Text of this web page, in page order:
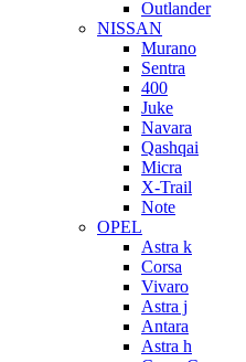
Outlander
NISSAN
Murano
Sentra
400
Juke
Navara
Qashqai
Micra
X-Trail
Note
OPEL
Astra k
Corsa
Vivaro
Astra j
Antara
Astra h